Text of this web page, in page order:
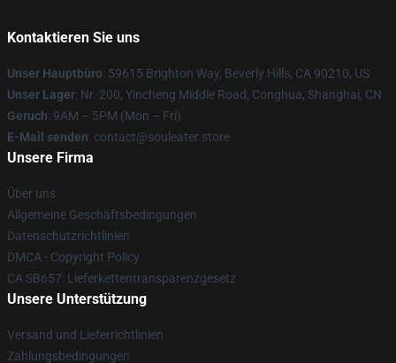
Kontaktieren Sie uns
Unser Hauptbüro: 59615 Brighton Way, Beverly Hills, CA 90210, US
Unser Lager: Nr. 200, Yincheng Middle Road, Conghua, Shanghai, CN
Geruch: 9AM – 5PM (Mon – Fri)
E-Mail senden: contact@souleater.store
Unsere Firma
Über uns
Allgemeine Geschäftsbedingungen
Datenschutzrichtlinien
DMCA - Copyright Policy
CA SB657: Lieferkettentransparenzgesetz
Unsere Unterstützung
Versand und Lieferrichtlinien
Zahlungsbedingungen